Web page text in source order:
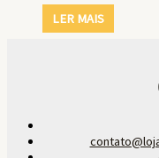
LER MAIS